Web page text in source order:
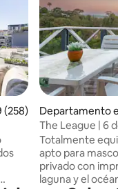
promedio: 4,89
(258)
Departamento
residencial en
The League | 6
laguna, a pie de
Totalmente
apto para
privado con
laguna y el